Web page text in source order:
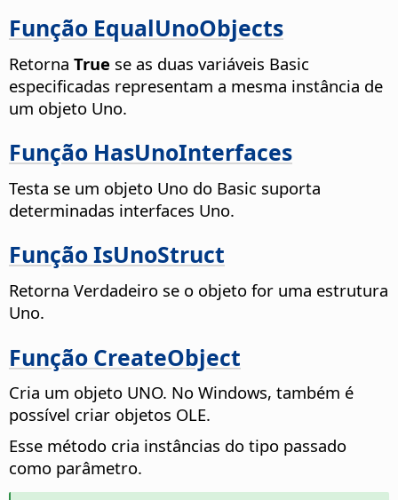
Função EqualUnoObjects
Retorna True se as duas variáveis Basic
especificadas representam a mesma instância de
um objeto Uno.
Função HasUnoInterfaces
Testa se um objeto Uno do Basic suporta
determinadas interfaces Uno.
Função IsUnoStruct
Retorna Verdadeiro se o objeto for uma estrutura
Uno.
Função CreateObject
Cria um objeto UNO. No Windows, também é
possível criar objetos OLE.
Esse método cria instâncias do tipo passado
como parâmetro.